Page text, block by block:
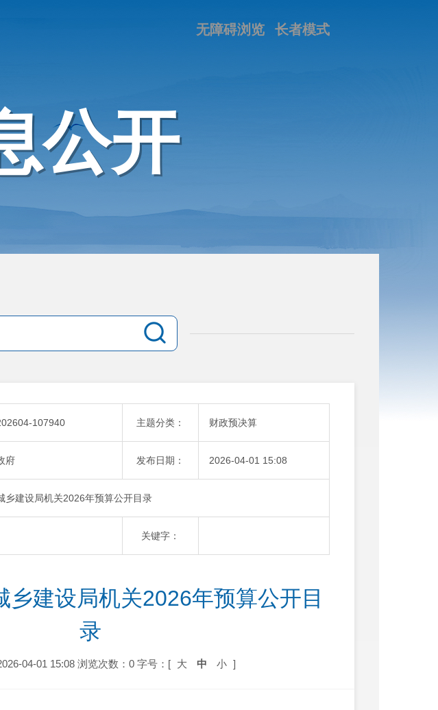
长者模式
无障碍浏览
公开
107940 主题分类： 财政预决算
府 发布日期： 2026-04-01 15:08
乡建设局机关2026年预算公开目录
关键字：
乡建设局机关2026年预算公开目
录
04-01 15:08 浏览次数：0 字号：[ 大 中 小 ]